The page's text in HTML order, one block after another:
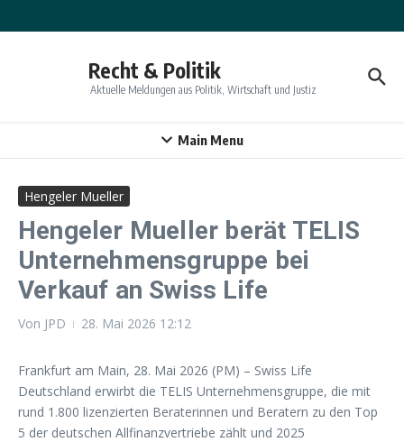
Recht & Politik
Aktuelle Meldungen aus Politik, Wirtschaft und Justiz
Main Menu
Hengeler Mueller
Hengeler Mueller berät TELIS
Unternehmensgruppe bei
Verkauf an Swiss Life
Von JPD 28. Mai 2026 12:12
Frankfurt am Main, 28. Mai 2026 (PM) – Swiss Life
Deutschland erwirbt die TELIS Unternehmensgruppe, die mit
rund 1.800 lizenzierten Beraterinnen und Beratern zu den Top
5 der deutschen Allfinanzvertriebe zählt und 2025